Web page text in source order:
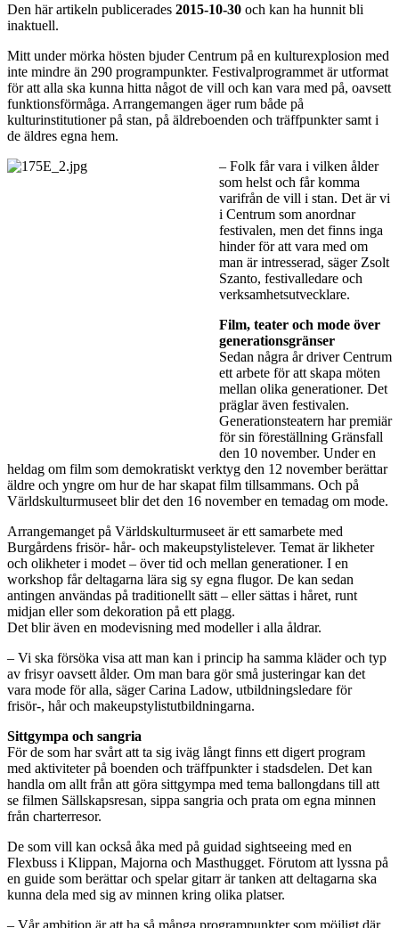
Den här artikeln publicerades 2015-10-30 och kan ha hunnit bli
inaktuell.
Mitt under mörka hösten bjuder Centrum på en kulturexplosion med
inte mindre än 290 programpunkter. Festivalprogrammet är utformat
för att alla ska kunna hitta något de vill och kan vara med på, oavsett
funktionsförmåga. Arrangemangen äger rum både på
kulturinstitutioner på stan, på äldreboenden och träffpunkter samt i
de äldres egna hem.
– Folk får vara i vilken ålder
som helst och får komma
varifrån de vill i stan. Det är vi
i Centrum som anordnar
festivalen, men det finns inga
hinder för att vara med om
man är intresserad, säger Zsolt
Szanto, festivalledare och
verksamhetsutvecklare.
Film, teater och mode över
generationsgränser
Sedan några år driver Centrum
ett arbete för att skapa möten
mellan olika generationer. Det
präglar även festivalen.
Generationsteatern har premiär
för sin föreställning Gränsfall
den 10 november. Under en
heldag om film som demokratiskt verktyg den 12 november berättar
äldre och yngre om hur de har skapat film tillsammans. Och på
Världskulturmuseet blir det den 16 november en temadag om mode.
Arrangemanget på Världskulturmuseet är ett samarbete med
Burgårdens frisör- hår- och makeupstylistelever. Temat är likheter
och olikheter i modet – över tid och mellan generationer. I en
workshop får deltagarna lära sig sy egna flugor. De kan sedan
antingen användas på traditionellt sätt – eller sättas i håret, runt
midjan eller som dekoration på ett plagg.
Det blir även en modevisning med modeller i alla åldrar.
– Vi ska försöka visa att man kan i princip ha samma kläder och typ
av frisyr oavsett ålder. Om man bara gör små justeringar kan det
vara mode för alla, säger Carina Ladow, utbildningsledare för
frisör-, hår och makeupstylistutbildningarna.
Sittgympa och sangria
För de som har svårt att ta sig iväg långt finns ett digert program
med aktiviteter på boenden och träffpunkter i stadsdelen. Det kan
handla om allt från att göra sittgympa med tema ballongdans till att
se filmen Sällskapsresan, sippa sangria och prata om egna minnen
från charterresor.
De som vill kan också åka med på guidad sightseeing med en
Flexbuss i Klippan, Majorna och Masthugget. Förutom att lyssna på
en guide som berättar och spelar gitarr är tanken att deltagarna ska
kunna dela med sig av minnen kring olika platser.
– Vår ambition är att ha så många programpunkter som möjligt där